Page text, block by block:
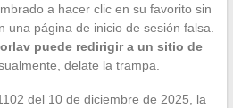
a hacer clic en su favorito sin
una página de inicio de sesión falsa.
puede redirigir a un sitio de
delate la trampa.
del 10 de diciembre de 2025, la